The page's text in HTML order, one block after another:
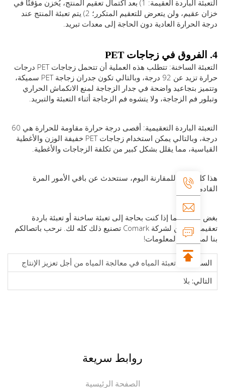
التعبئة الباردة العقيمة: 1) بعد اكتمال تعقيم المنتج، يُخزن مؤقتًا في
خزان عقيم، ولن يتعرض للتعقيم المتكرر؛ 2) يتم تعبئة المنتج عند
العادية دون الحاجة إلى معدات تبريد.
التعبئة الساخنة: تتطلب هذه العملية أن تتحمل زجاجات PET درجات
حرارة تزيد عن 92 درجة، وبالتالي تكون جدران زجاجة PET سميكة،
بتجاعيد واضحة في جدار الزجاجة لمنع الانكماش الحراري
فم الزجاجة، ولا يتشوه فم الزجاجة أثناء التعبئة والتبريد.
التعبئة الباردة التعقيمية: أقصى درجة حرارة مقاومة للحرارة هي 60
درجة، وبالتالي يمكن استخدام زجاجات PET خفيفة الوزن والأغطية
مما يقلل بشكل كبير من تكلفة الزجاجات والأغطية.
شيء للمقارنة اليوم، سنتحدث عن باقي الأمور المرة
عما إذا كنت بحاجة إلى تعبئة ساخنة أو تعبئة باردة
تعقيمية، يمكن لشركة Comark تصنيع ذلك كله لك. نرحب باتصالكم
من المعلومات!
آلة تعبئة المياه في معالجة المياه من أجل تعزيز الإنتاج
بلا
روابط سريعة
الصفحة الرئيسية